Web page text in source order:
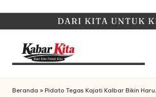
content
K
a
Beranda » Pidato Tegas Kajati Kalbar Bikin